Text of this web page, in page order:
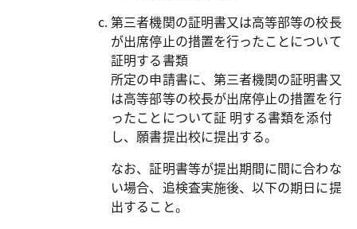
第三者機関の証明書又は高等部等の校長
が出席停止の措置を行ったことについて
証明する書類
所定の申請書に、第三者機関の証明書又
は高等部等の校長が出席停止の措置を行
ったことについて証 明する書類を添付
し、願書提出校に提出する。
なお、証明書等が提出期間に間に合わな
い場合、追検査実施後、以下の期日に提
出すること。